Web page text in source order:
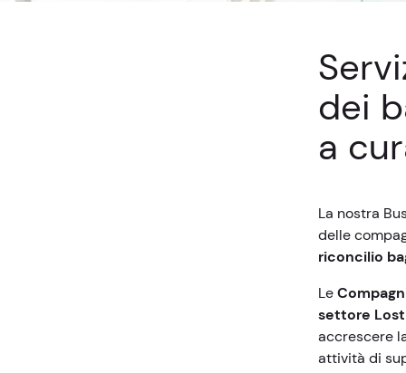
dei
a
La nostra
delle
riconcilio
Le
settore
accrescere
attività di